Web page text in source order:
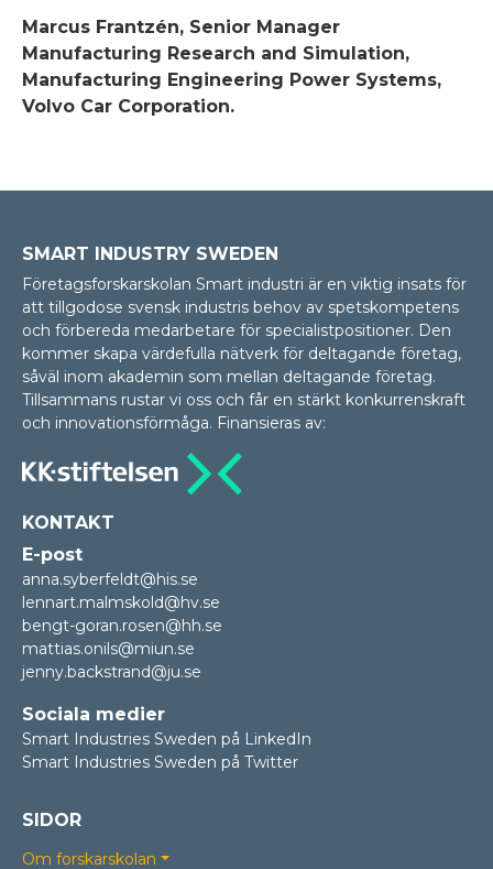
Marcus Frantzén, Senior Manager
Manufacturing Research and Simulation,
Manufacturing Engineering Power Systems,
Volvo Car Corporation.
SMART INDUSTRY SWEDEN
Företagsforskarskolan Smart industri är en viktig insats för
att tillgodose svensk industris behov av spetskompetens
och förbereda medarbetare för specialistpositioner. Den
kommer skapa värdefulla nätverk för deltagande företag,
såväl inom akademin som mellan delta­gan­de företag.
Tillsammans rustar vi oss och får en stärkt konkurrenskraft
och innovationsförmåga. Finansieras av:
KONTAKT
E-post
anna.syberfeldt@his.se
lennart.malmskold@hv.se
bengt-goran.rosen@hh.se
mattias.onils@miun.se
jenny.backstrand@ju.se
Sociala medier
Smart Industries Sweden på LinkedIn
Smart Industries Sweden på Twitter
SIDOR
Om forskarskolan